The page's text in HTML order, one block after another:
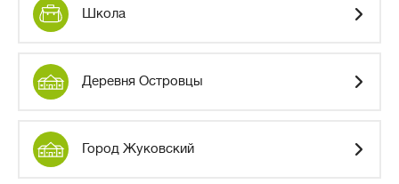
Школа
Деревня Островцы
Город Жуковский